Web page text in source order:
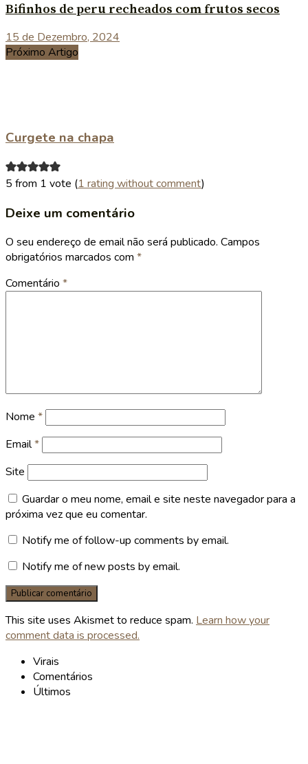
Bifinhos de peru recheados com frutos secos
15 de Dezembro, 2024
Próximo Artigo
Curgete na chapa
5 from 1 vote (1 rating without comment)
Deixe um comentário
O seu endereço de email não será publicado. Campos
obrigatórios marcados com *
Comentário *
Nome *
Email*
Site
Guardar o meu nome, email e site neste navegador para a
próxima vez que eu comentar.
Notify me of follow-up comments by email.
Notify me of new posts by email.
This site uses Akismet to reduce spam. Learn how your
comment data is processed.
Virais
Comentários
Últimos